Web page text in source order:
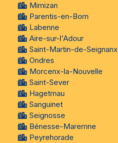
Mimizan
Parentis-en-Born
Labenne
Aire-sur-l'Adour
Saint-Martin-de-Seignanx
Ondres
Morcenx-la-Nouvelle
Saint-Sever
Hagetmau
Sanguinet
Seignosse
Bénesse-Maremne
Peyrehorade